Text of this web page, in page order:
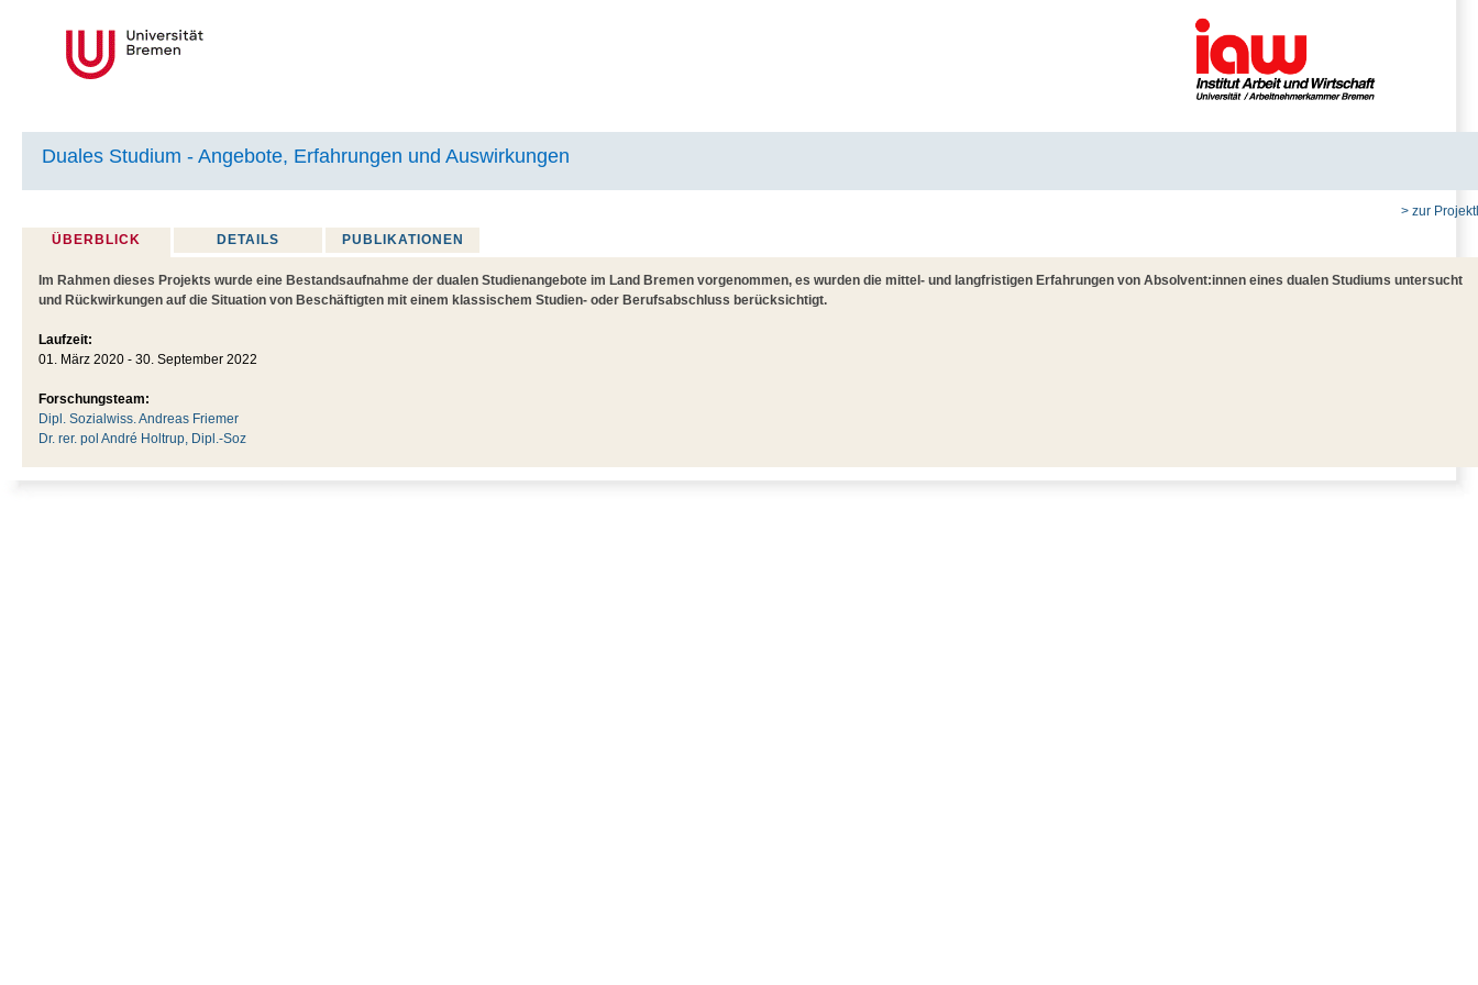
Duales Studium - Angebote, Erfahrungen und Auswirkungen
> zur
ÜBERBLICK
DETAILS PUBLIKATIONEN
Im Rahmen dieses Projekts wurde eine Bestandsaufnahme der dualen Studienangebote im Land Bremen vorgenommen, es wurden die mittel- und langfristigen Erfahrungen von Absolvent:innen eines dualen Studiums untersucht
und Rückwirkungen auf die Situation von Beschäftigten mit einem klassischem Studien- oder Berufsabschluss berücksichtigt.
Laufzeit:
01. März 2020 - 30. September 2022
Forschungsteam:
Dipl. Sozialwiss. Andreas Friemer
Dr. rer. pol André Holtrup, Dipl.-Soz